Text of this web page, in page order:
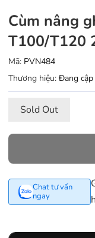
Cùm nâng
T100/T120
Mã: PVN484
Thương hiệu: Đang
Sold Out
Chat tư vấn
ngay